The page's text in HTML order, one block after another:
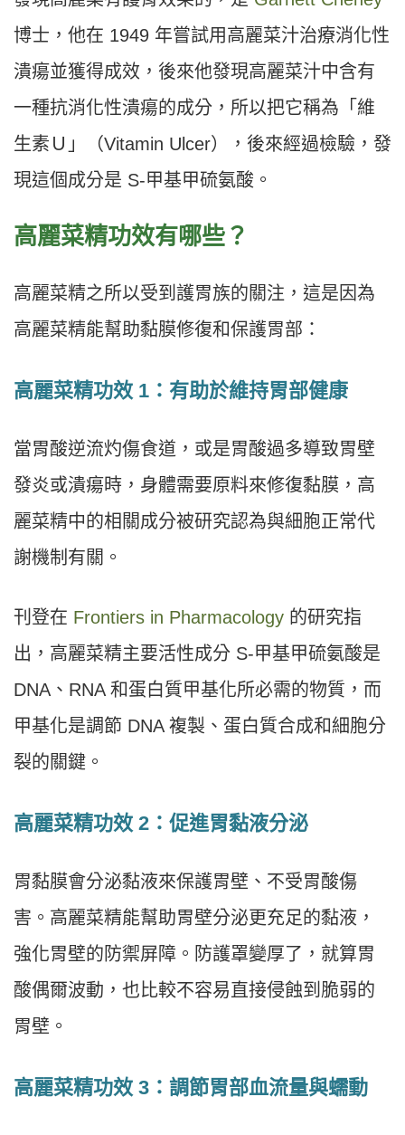
博士，他在 1949 年嘗試用高麗菜汁治療消化性
潰瘍並獲得成效，後來他發現高麗菜汁中含有
一種抗消化性潰瘍的成分，所以把它稱為「維
生素Ｕ」（Vitamin Ulcer），後來經過檢驗，發
現這個成分是 S-甲基甲硫氨酸。
高麗菜精功效有哪些？
高麗菜精之所以受到護胃族的關注，這是因為
高麗菜精能幫助黏膜修復和保護胃部：
高麗菜精功效 1：有助於維持胃部健康
當胃酸逆流灼傷食道，或是胃酸過多導致胃壁
發炎或潰瘍時，身體需要原料來修復黏膜，高
麗菜精中的相關成分被研究認為與細胞正常代
謝機制有關。
刊登在 Frontiers in Pharmacology 的研究指
出，高麗菜精主要活性成分 S-甲基甲硫氨酸是
DNA、RNA 和蛋白質甲基化所必需的物質，而
甲基化是調節 DNA 複製、蛋白質合成和細胞分
裂的關鍵。
高麗菜精功效 2：促進胃黏液分泌
胃黏膜會分泌黏液來保護胃壁、不受胃酸傷
害。高麗菜精能幫助胃壁分泌更充足的黏液，
強化胃壁的防禦屏障。防護罩變厚了，就算胃
酸偶爾波動，也比較不容易直接侵蝕到脆弱的
胃壁。
高麗菜精功效 3：調節胃部血流量與蠕動